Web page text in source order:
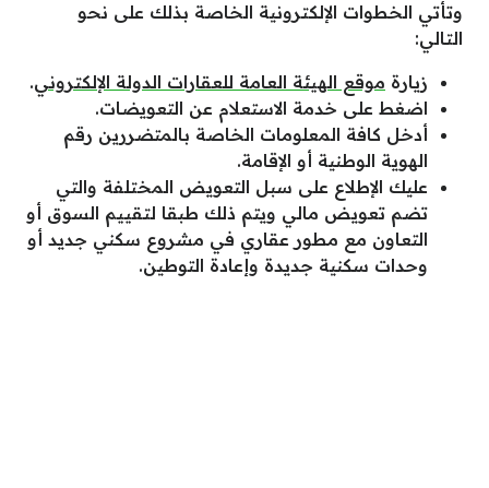
وتأتي الخطوات الإلكترونية الخاصة بذلك على نحو
التالي:
زيارة موقع الهيئة العامة للعقارات الدولة الإلكتروني.
اضغط على خدمة الاستعلام عن التعويضات.
أدخل كافة المعلومات الخاصة بالمتضررين رقم
الهوية الوطنية أو الإقامة.
عليك الإطلاع على سبل التعويض المختلفة والتي
تضم تعويض مالي ويتم ذلك طبقا لتقييم السوق أو
التعاون مع مطور عقاري في مشروع سكني جديد أو
وحدات سكنية جديدة وإعادة التوطين.